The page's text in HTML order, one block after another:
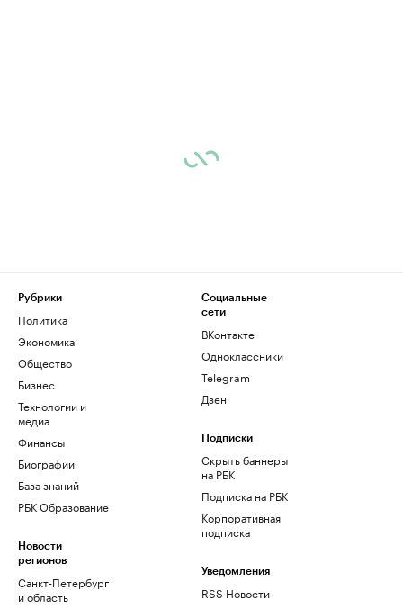
Рубрики
Политика
Экономика
Общество
Бизнес
Технологии и
медиа
Финансы
Биографии
База знаний
РБК Образование
Новости
регионов
Санкт-Петербург
и область
Социальные
сети
ВКонтакте
Одноклассники
Telegram
Дзен
Подписки
Скрыть баннеры
на РБК
Подписка на РБК
Корпоративная
подписка
Уведомления
RSS Новости